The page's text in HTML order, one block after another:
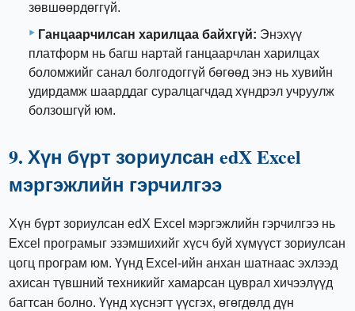
зөвшөөрдөггүй.
Ганцаарчилсан харилцаа байхгүй: Энэхүү
платформ нь багш нартай ганцаарчлан харилцах
боломжийг санал болгодоггүй бөгөөд энэ нь хувийн
удирдамж шаарддаг суралцагчдад хүндрэл учруулж
болзошгүй юм.
9. Хүн бүрт зориулсан edX Excel
мэргэжлийн гэрчилгээ
Хүн бүрт зориулсан edX Excel мэргэжлийн гэрчилгээ нь
Excel програмыг эзэмшихийг хүсч буй хүмүүст зориулсан
цогц програм юм. Үүнд Excel-ийн анхан шатнаас эхлээд
ахисан түвшний техникийг хамарсан цуврал хичээлүүд
багтсан болно. Үүнд хүснэгт үүсгэх, өгөгдөлд дүн